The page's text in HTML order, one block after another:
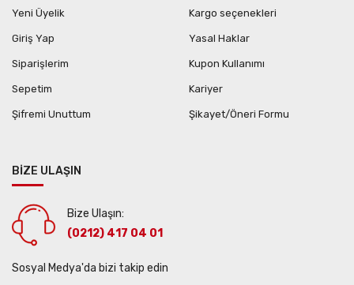
Yeni Üyelik
Giriş Yap
Siparişlerim
Sepetim
Şifremi Unuttum
Kargo seçenekleri
Yasal Haklar
Kupon Kullanımı
Kariyer
Şikayet/Öneri Formu
BİZE ULAŞIN
Bize Ulaşın:
(0212) 417 04 01
Sosyal Medya'da bizi takip edin